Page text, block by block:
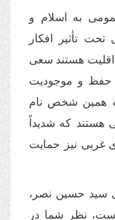
به اسلام و
تأثیر افكار
اقلیت هستند سعى
حفظ و موجودیت
همین شخص نام
هستند كه شدیداً
غربى نیز حمایت
سید حسین نصر،
نظر شما در